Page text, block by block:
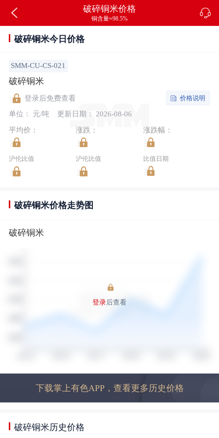
破碎铜米价格
铜含量≈98.5%
破碎铜米今日价格
SMM-CU-CS-021
破碎铜米
登录后免费查看
单位： 元/吨
更新日期： 2026-08-06
价格说明
平均价： 涨跌： 涨跌幅：
沪伦比值 沪伦比值 比值日期
破碎铜米价格走势图
破碎铜米
登录后查看
下载掌上有色APP，查看更多历史价格
破碎铜米历史价格